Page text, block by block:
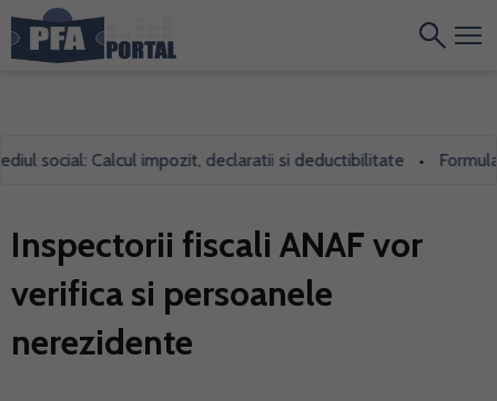
social: Calcul impozit, declaratii si deductibilitate •
Inspectorii fiscali ANAF vor
verifica si persoanele
nerezidente